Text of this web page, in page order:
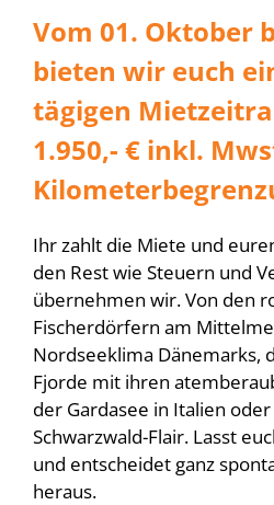
Vom 01. Oktober
bieten wir euch
tägigen
1.950,- € inkl.
Ihr zahlt die Miete und
den Rest wie Steuern und
übernehmen wir. Von den
Fischerdörfern am
Nordseeklima Dänemarks,
Fjorde mit ihren
der Gardasee in Italien
Schwarzwald-Flair. Lasst
und entscheidet ganz
heraus.